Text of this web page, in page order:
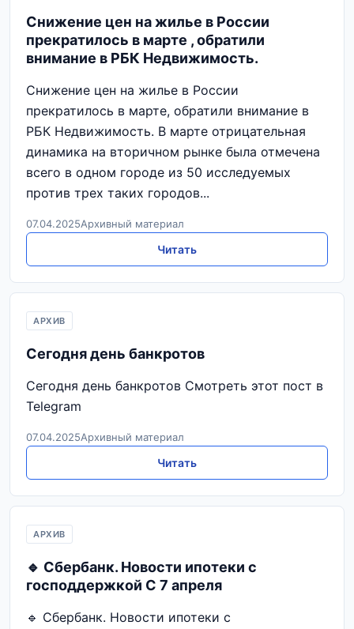
Снижение цен на жилье в России
прекратилось в марте , обратили
внимание в РБК Недвижимость.
Снижение цен на жилье в России
прекратилось в марте, обратили внимание в
РБК Недвижимость. В марте отрицательная
динамика на вторичном рынке была отмечена
всего в одном городе из 50 исследуемых
против трех таких городов...
07.04.2025Архивный материал
Читать
АРХИВ
Сегодня день банкротов
Сегодня день банкротов Смотреть этот пост в
Telegram
07.04.2025Архивный материал
Читать
АРХИВ
🔹 Сбербанк. Новости ипотеки с
господдержкой С 7 апреля
🔹 Сбербанк. Новости ипотеки с